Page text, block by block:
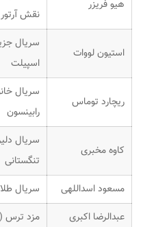
هیو فریزر
نقش
استیون لووات
اسپیلت
ریچارد توماس
رابینسون
کاوه مخبری
تنگستانی
مسعود اسداللهی
سریال طلاق (۱۳۵۶) در
عبدالرضا اکبری
مزد ترس (۱۳۷۱) در نقش سروان ناصر محمدی